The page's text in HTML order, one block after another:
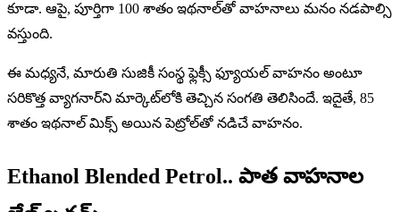
కూడా. ఆపై, పూర్తిగా 100 శాతం ఇథనాల్‌తో వాహనాలు మనం నడపాల్సి
వస్తుంది.
ఈ మధ్యనే, మారుతి సుజికీ సంస్థ ఫ్లెక్సీ ఫ్యూయల్ వాహనం అంటూ
సరికొత్త వ్యాగనార్‌ని మార్కెట్‌లోకి తెచ్చిన సంగతి తెలిసిందే. ఇదైతే, 85
శాతం ఇథనాల్‌ మిక్స్ అయిన పెట్రోల్‌తో నడిచే వాహనం.
Ethanol Blended Petrol.. పాత వాహనాల